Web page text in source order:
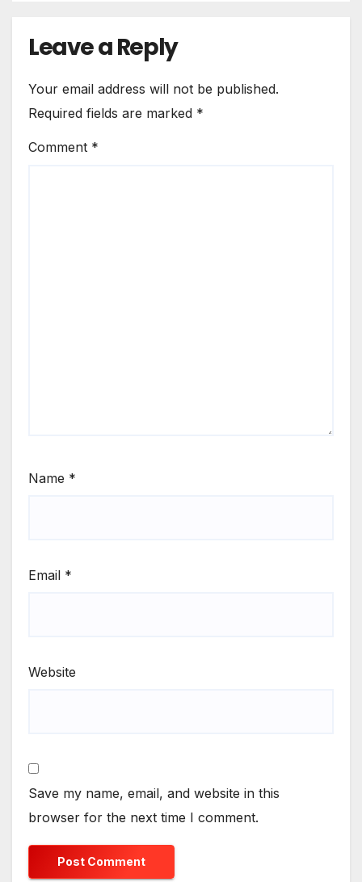
Leave a Reply
Your email address will not be published.
Required fields are marked *
Comment *
Name *
Email *
Website
Save my name, email, and website in this
browser for the next time I comment.